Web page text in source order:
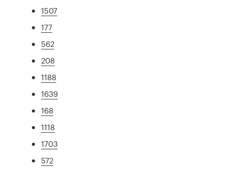
1507
177
562
208
1188
1639
168
1118
1703
572